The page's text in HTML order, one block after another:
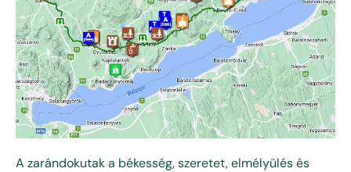
A zarándokutak a békesség, szeretet, elmélyülés és